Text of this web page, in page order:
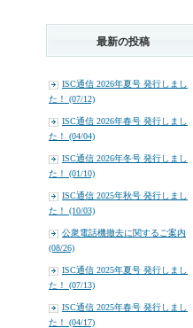
最新の投稿
ISC通信 2026年夏号 発行しまし
た！ (07/12)
ISC通信 2026年春号 発行しまし
た！ (04/04)
ISC通信 2026年冬号 発行しまし
た！ (01/10)
ISC通信 2025年秋号 発行しまし
た！ (10/03)
公衆電話機撤去に関するご案内
(08/26)
ISC通信 2025年夏号 発行しまし
た！ (07/13)
ISC通信 2025年春号 発行しまし
た！ (04/17)